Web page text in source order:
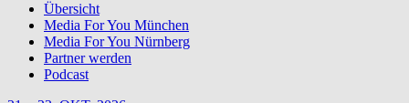
Übersicht
Media For You München
Media For You Nürnberg
Partner werden
Podcast